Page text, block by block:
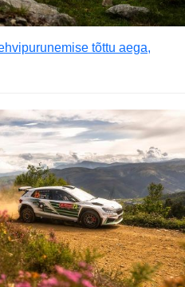
tõttu aega,